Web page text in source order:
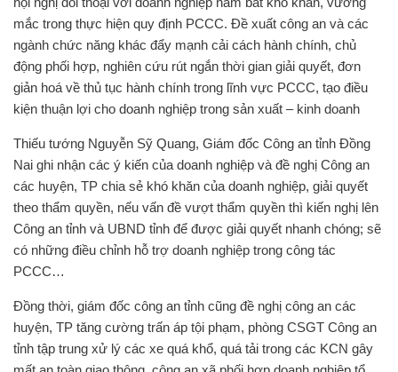
mắc trong thực hiện quy định PCCC. Đề xuất công an và các
ngành chức năng khác đẩy mạnh cải cách hành chính, chủ
động phối hợp, nghiên cứu rút ngắn thời gian giải quyết, đơn
giản hoá về thủ tục hành chính trong lĩnh vực PCCC, tạo điều
kiện thuận lợi cho doanh nghiệp trong sản xuất – kinh doanh
Thiếu tướng Nguyễn Sỹ Quang, Giám đốc Công an tỉnh Đồng
Nai ghi nhận các ý kiến của doanh nghiệp và đề nghị Công an
các huyện, TP chia sẻ khó khăn của doanh nghiệp, giải quyết
theo thẩm quyền, nếu vấn đề vượt thẩm quyền thì kiến nghị lên
Công an tỉnh và UBND tỉnh để được giải quyết nhanh chóng; sẽ
có những điều chỉnh hỗ trợ doanh nghiệp trong công tác
PCCC…
Đồng thời, giám đốc công an tỉnh cũng đề nghị công an các
huyện, TP tăng cường trấn áp tội phạm, phòng CSGT Công an
tỉnh tập trung xử lý các xe quá khổ, quá tải trong các KCN gây